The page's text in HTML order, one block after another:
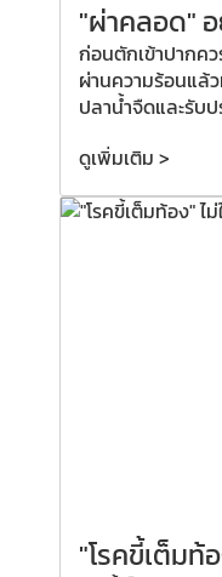
"ผ่าคลอด"
ก่อนตักเข้าปากคว
ผ่านความร้อนแล้
ปลาน้ำจืดและรับ
ดูเพิ่มเติม >
"โรคขี้เต็มท้อ